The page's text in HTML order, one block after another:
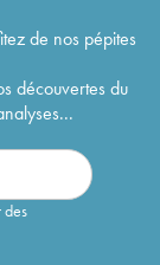
de nos pépites
découvertes du
des